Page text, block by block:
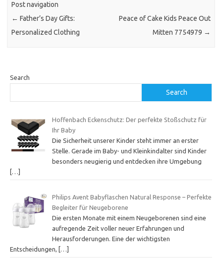
Post navigation
← Father’s Day Gifts:
Personalized Clothing
Peace of Cake Kids Peace Out
Mitten 7754979 →
Search
Search
Hoffenbach Eckenschutz: Der perfekte Stoßschutz für
Ihr Baby
Die Sicherheit unserer Kinder steht immer an erster
Stelle. Gerade im Baby- und Kleinkindalter sind Kinder
besonders neugierig und entdecken ihre Umgebung
[…]
Philips Avent Babyflaschen Natural Response – Perfekte
Begleiter für Neugeborene
Die ersten Monate mit einem Neugeborenen sind eine
aufregende Zeit voller neuer Erfahrungen und
Herausforderungen. Eine der wichtigsten
Entscheidungen,
[…]